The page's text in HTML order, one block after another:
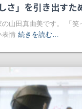
さ」を引き出すた
山田真由美です。 「笑
表情 続きを読む…